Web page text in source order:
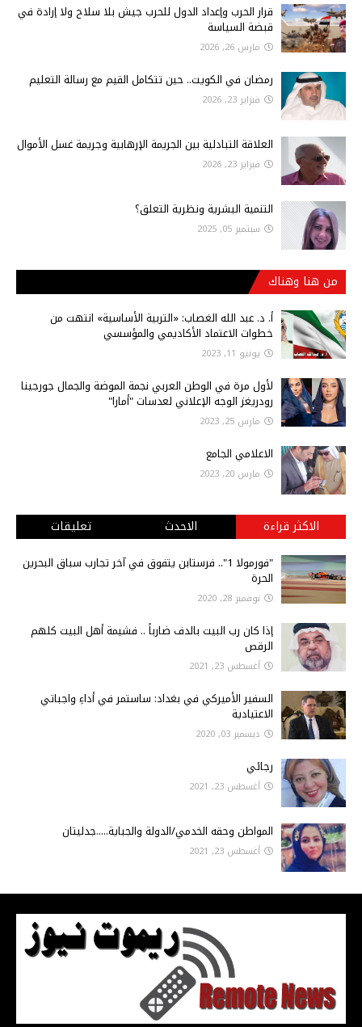
قرار الحرب وإعداد الدول للحرب جيش بلا سلاح ولا إرادة في
قبضة السياسة
مارس 26, 2026
رمضان في الكويت.. حين تتكامل القيم مع رسالة التعليم
فبراير 23, 2026
العلاقة التبادلية بين الجريمة الإرهابية وجريمة غسل الأموال
فبراير 23, 2026
التنمية البشرية ونظرية التعلق؟
سبتمبر 05, 2025
من هنا وهناك
أ‌. د. عبد الله الغصاب: «التربية الأساسية» انتهت من
خطوات الاعتماد الأكاديمي والمؤسسي
يونيو 11, 2023
لأول مرة في الوطن العربي نجمة الموضة والجمال جورجينا
رودريغز الوجه الإعلاني لعدسات "أمارا"
مارس 25, 2023
الاعلامي الجامع
مارس 20, 2023
الاكثر قراءة الاحدث تعليقات
"فورمولا 1".. فرستابن يتفوق في آخر تجارب سباق البحرين
الحرة
نوفمبر 28, 2020
إذا كان رب البيت بالدف ضارباً .. فشيمة أهل البيت كلهم
الرقص
أغسطس 23, 2021
السفير الأميركي في بغداد: ساستمر في أداءِ واجباتي
الاعتيادية
ديسمبر 03, 2020
رجائي
أغسطس 23, 2021
المواطن وحقه الخدمي/الدولة والجباية.....جدليتان
أغسطس 23, 2021